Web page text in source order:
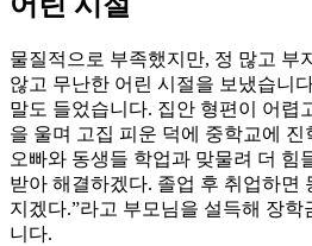
물질적으로 부족했지만, 정 많고 부
않고 무난한 어린 시절을 보냈습니
말도 들었습니다. 집안 형편이 어렵
을 울며 고집 피운 덕에 중학교에
오빠와 동생들 학업과 맞물려 더 힘
받아 해결하겠다. 졸업 후 취업하면
지겠다.”라고 부모님을 설득해 장
니다.